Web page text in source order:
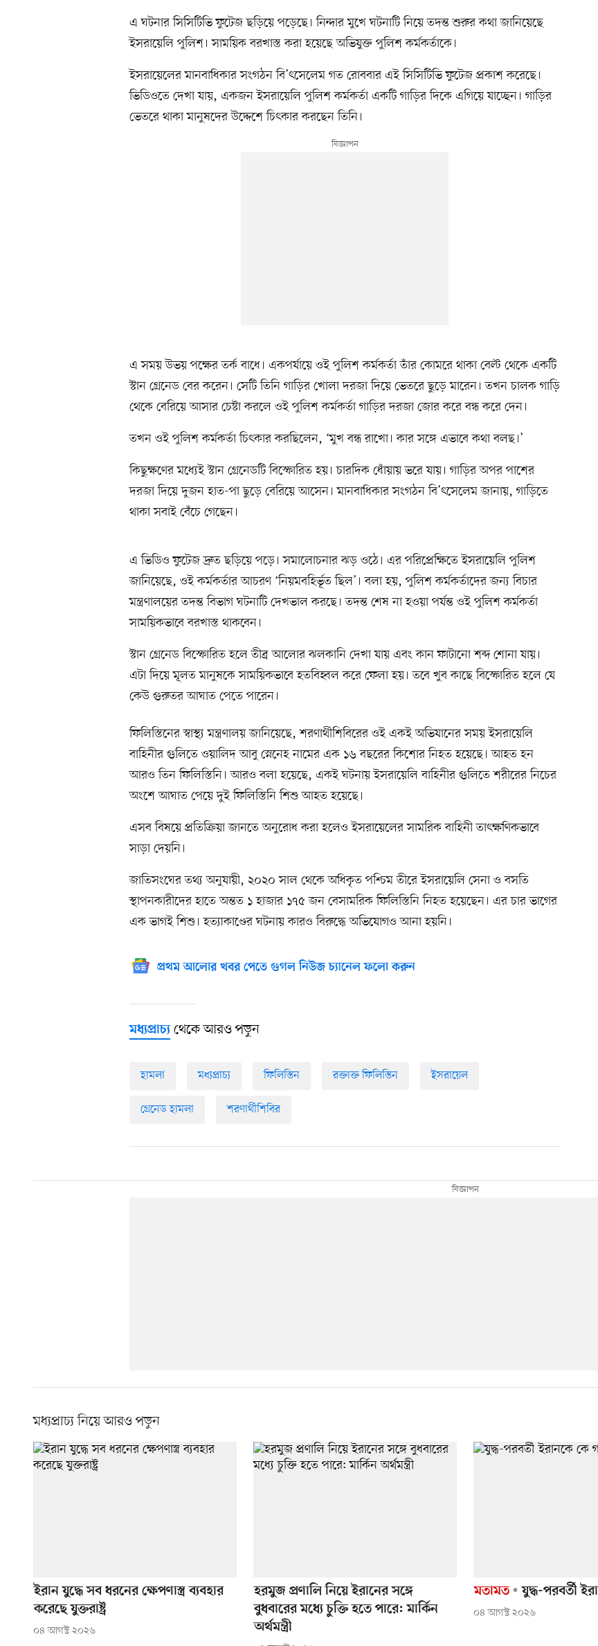
এ ঘটনার সিসিটিভি ফুটেজ ছড়িয়ে পড়েছে। নিন্দার মুখে ঘটনাটি নিয়ে তদন্ত শুরুর কথা জানিয়েছে
ইসরায়েলি পুলিশ। সাময়িক বরখাস্ত করা হয়েছে অভিযুক্ত পুলিশ কর্মকর্তাকে।
ইসরায়েলের মানবাধিকার সংগঠন বি’ৎসেলেম গত রোববার এই সিসিটিভি ফুটেজ প্রকাশ করেছে।
ভিডিওতে দেখা যায়, একজন ইসরায়েলি পুলিশ কর্মকর্তা একটি গাড়ির দিকে এগিয়ে যাচ্ছেন। গাড়ির
ভেতরে থাকা মানুষদের উদ্দেশে চিৎকার করছেন তিনি।
এ সময় উভয় পক্ষের তর্ক বাধে। একপর্যায়ে ওই পুলিশ কর্মকর্তা তাঁর কোমরে থাকা বেল্ট থেকে একটি
স্টান গ্রেনেড বের করেন। সেটি তিনি গাড়ির খোলা দরজা দিয়ে ভেতরে ছুড়ে মারেন। তখন চালক গাড়ি
থেকে বেরিয়ে আসার চেষ্টা করলে ওই পুলিশ কর্মকর্তা গাড়ির দরজা জোর করে বন্ধ করে দেন।
তখন ওই পুলিশ কর্মকর্তা চিৎকার করছিলেন, ‘মুখ বন্ধ রাখো। কার সঙ্গে এভাবে কথা বলছ।’
কিছুক্ষণের মধ্যেই স্টান গ্রেনেডটি বিস্ফোরিত হয়। চারদিক ধোঁয়ায় ভরে যায়। গাড়ির অপর পাশের
দরজা দিয়ে দুজন হাত-পা ছুড়ে বেরিয়ে আসেন। মানবাধিকার সংগঠন বি’ৎসেলেম জানায়, গাড়িতে
থাকা সবাই বেঁচে গেছেন।
এ ভিডিও ফুটেজ দ্রুত ছড়িয়ে পড়ে। সমালোচনার ঝড় ওঠে। এর পরিপ্রেক্ষিতে ইসরায়েলি পুলিশ
জানিয়েছে, ওই কর্মকর্তার আচরণ ‘নিয়মবহির্ভূত ছিল’। বলা হয়, পুলিশ কর্মকর্তাদের জন্য বিচার
মন্ত্রণালয়ের তদন্ত বিভাগ ঘটনাটি দেখভাল করছে। তদন্ত শেষ না হওয়া পর্যন্ত ওই পুলিশ কর্মকর্তা
সাময়িকভাবে বরখাস্ত থাকবেন।
স্টান গ্রেনেড বিস্ফোরিত হলে তীব্র আলোর ঝলকানি দেখা যায় এবং কান ফাটানো শব্দ শোনা যায়।
এটা দিয়ে মূলত মানুষকে সাময়িকভাবে হতবিহ্বল করে ফেলা হয়। তবে খুব কাছে বিস্ফোরিত হলে যে
কেউ গুরুতর আঘাত পেতে পারেন।
ফিলিস্তিনের স্বাস্থ্য মন্ত্রণালয় জানিয়েছে, শরণার্থীশিবিরের ওই একই অভিযানের সময় ইসরায়েলি
বাহিনীর গুলিতে ওয়ালিদ আবু স্নেনেহ নামের এক ১৬ বছরের কিশোর নিহত হয়েছে। আহত হন
আরও তিন ফিলিস্তিনি। আরও বলা হয়েছে, একই ঘটনায় ইসরায়েলি বাহিনীর গুলিতে শরীরের নিচের
অংশে আঘাত পেয়ে দুই ফিলিস্তিনি শিশু আহত হয়েছে।
এসব বিষয়ে প্রতিক্রিয়া জানতে অনুরোধ করা হলেও ইসরায়েলের সামরিক বাহিনী তাৎক্ষণিকভাবে
সাড়া দেয়নি।
জাতিসংঘের তথ্য অনুযায়ী, ২০২০ সাল থেকে অধিকৃত পশ্চিম তীরে ইসরায়েলি সেনা ও বসতি
স্থাপনকারীদের হাতে অন্তত ১ হাজার ১৭৫ জন বেসামরিক ফিলিস্তিনি নিহত হয়েছেন। এর চার ভাগের
এক ভাগই শিশু। হত্যাকাণ্ডের ঘটনায় কারও বিরুদ্ধে অভিযোগও আনা হয়নি।
প্রথম আলোর খবর পেতে গুগল নিউজ চ্যানেল ফলো করুন
মধ্যপ্রাচ্য থেকে আরও পড়ুন
হামলা মধ্যপ্রাচ্য ফিলিস্তিন রক্তাক্ত ফিলিস্তিন ইসরায়েল
গ্রেনেড হামলা শরণার্থীশিবির
মধ্যপ্রাচ্য নিয়ে আরও পড়ুন
ইরান যুদ্ধে সব ধরনের ক্ষেপণাস্ত্র ব্যবহার
করেছে যুক্তরাষ্ট্র
০৪ আগস্ট ২০২৬
হরমুজ প্রণালি নিয়ে ইরানের সঙ্গে
বুধবারের মধ্যে চুক্তি হতে পারে: মার্কিন
অর্থমন্ত্রী
মতামত যুদ্ধ-পরবর্তী
০৪ আগস্ট ২০২৬